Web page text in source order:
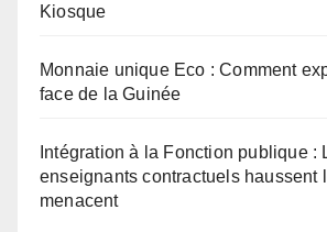
Kiosque
Monnaie unique Eco : Comment
face de la Guinée
Intégration à la Fonction publique :
enseignants contractuels haussent
menacent